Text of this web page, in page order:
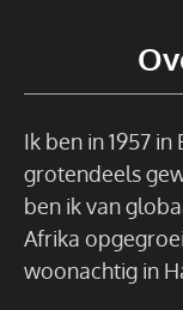
Ik ben in 1957
grotendeels
ben ik van
Afrika
woonachtig in